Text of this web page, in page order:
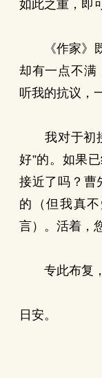
如此之重，即
《作家》既
却有一点不满
听我的抗议，
我对于初接
好”的。如果
接近了吗？曹
的（但我真
言）。活着，
专此布复
日安。